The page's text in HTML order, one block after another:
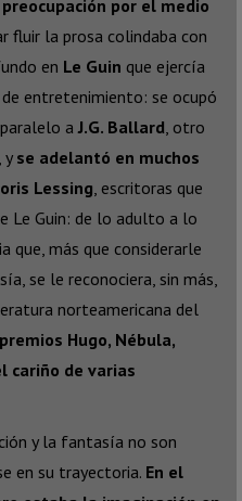
por el medio
fluir la prosa colindaba con
en Le Guin que ejercía
entretenimiento: se ocupó
aJ.G. Ballard, otro
y se adelantó en muchos
Lessing, escritoras que
Le Guin: de lo adulto a lo
que, más que considerarle
se le reconociera, sin más,
norteamericana del
Hugo, Nébula,
cariño de varias
y la fantasía no son
en su trayectoria. En el